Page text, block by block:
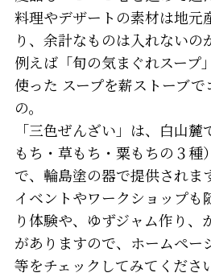
料理やデザートの素材は地元
り、余計なものは入れないの
例えば「旬の気まぐれスープ
使った スープを薪ストーブで
の。
「三色ぜんざい」は、白山
もち・草もち・粟もちの３種
で、輪島塗の器で提供されま
イベントやワークショップも
り体験や、ゆずジャム作り、
がありますので、ホームペー
等をチェックしてみてくださ